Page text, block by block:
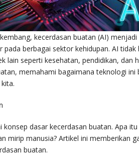
kecerdasan buatan (AI)
berbagai sektor kehidupan. AI
lain seperti kesehatan, pendidikan, dan
memahami bagaimana teknologi
dasar kecerdasan buatan. Apa
mirip manusia? Artikel ini memberikan
buatan.